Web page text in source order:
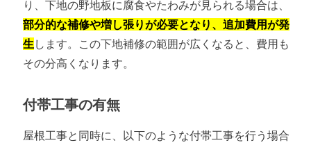
り、下地の野地板に腐食やたわみが見られる場合は、
部分的な補修や増し張りが必要となり、追加費用が発
生 します。この下地補修の範囲が広くなると、費用も
その分高くなります。
付帯工事の有無
屋根工事と同時に、以下のような付帯工事を行う場合